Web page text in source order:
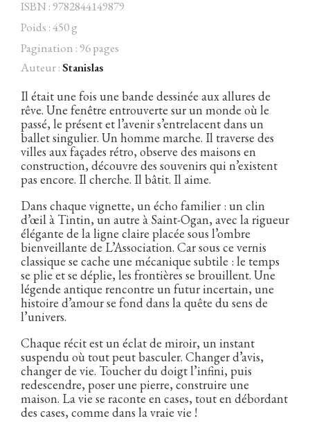
Facebook Instagram
ISBN : 9782844149879
Poids : 450 g
Pagination : 96 pages
Auteur :Stanislas
Il était une fois une bande dessinée aux allures de
rêve. Une fenêtre entrouverte sur un monde où le
passé, le présent et l’avenir s’entrelacent dans un
ballet singulier. Un homme marche. Il traverse des
villes aux façades rétro, observe des maisons en
construction, découvre des souvenirs qui n’existent
pas encore. Il cherche. Il bâtit. Il aime.
Dans chaque vignette, un écho familier : un clin
d’œil à Tintin, un autre à Saint-Ogan, avec la rigueur
élégante de la ligne claire placée sous l’ombre
bienveillante de L’Association. Car sous ce vernis
classique se cache une mécanique subtile : le temps
se plie et se déplie, les frontières se brouillent. Une
légende antique rencontre un futur incertain, une
histoire d’amour se fond dans la quête du sens de
l’univers.
Chaque récit est un éclat de miroir, un instant
suspendu où tout peut basculer. Changer d’avis,
changer de vie. Toucher du doigt l’infini, puis
redescendre, poser une pierre, construire une
maison. La vie se raconte en cases, tout en débordant
des cases, comme dans la vraie vie !